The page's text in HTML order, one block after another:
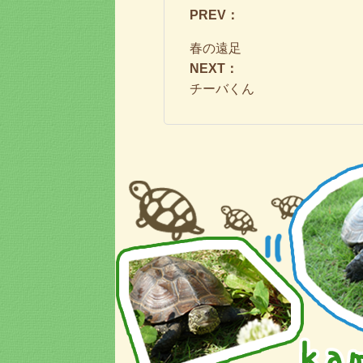
PREV：
春の遠足
NEXT：
チーバくん